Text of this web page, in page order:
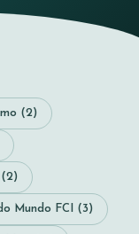
(2)
(2)
Mundo FCI (3)